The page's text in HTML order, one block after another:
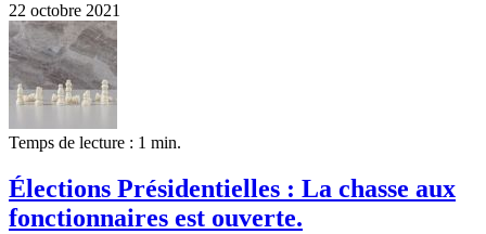
22 octobre 2021
Temps de lecture : 1 min.
Élections Présidentielles : La chasse aux
fonctionnaires est ouverte.